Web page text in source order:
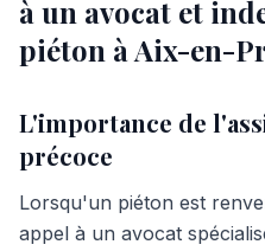
à un avocat et
piéton à Aix-en-
L'importance de
précoce
Lorsqu'un piéton est
appel à un avocat